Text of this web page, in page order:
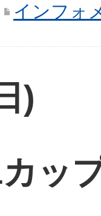
インフォ
)
ッ